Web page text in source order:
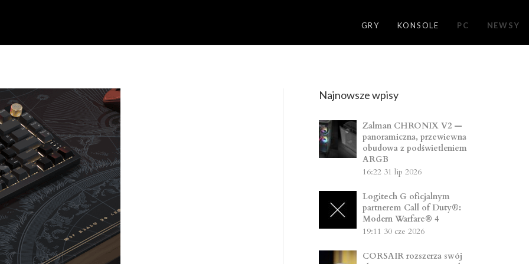
GRY KONSOLE PC NEWSY
Najnowsze wpisy
Zalman CHRONIX V2 —
panoramiczna, przewiewna
obudowa z podświetleniem
ARGB
16:22 31 lip 2026
Logitech G oficjalnym
partnerem Call of Duty®:
Modern Warfare® 4
19:11 30 cze 2026
CORSAIR rozszerza swój